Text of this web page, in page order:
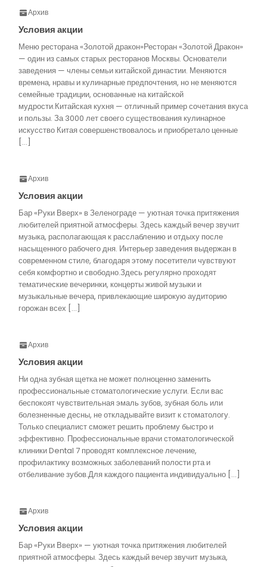
Архив
Условия акции
Меню ресторана «Золотой дракон»Ресторан «Золотой Дракон»
— один из самых старых ресторанов Москвы. Основатели
заведения — члены семьи китайской династии. Меняются
времена, нравы и кулинарные предпочтения, но не меняются
семейные традиции, основанные на китайской
мудрости.Китайская кухня — отличный пример сочетания вкуса
и пользы. За 3000 лет своего существования кулинарное
искусство Китая совершенствовалось и приобретало ценные
[…]
Архив
Условия акции
Бар «Руки Вверх» в Зеленограде — уютная точка притяжения
любителей приятной атмосферы. Здесь каждый вечер звучит
музыка, располагающая к расслаблению и отдыху после
насыщенного рабочего дня. Интерьер заведения выдержан в
современном стиле, благодаря этому посетители чувствуют
себя комфортно и свободно.Здесь регулярно проходят
тематические вечеринки, концерты живой музыки и
музыкальные вечера, привлекающие широкую аудиторию
горожан всех […]
Архив
Условия акции
Ни одна зубная щетка не может полноценно заменить
профессиональные стоматологические услуги. Если вас
беспокоят чувствительная эмаль зубов, зубная боль или
болезненные десны, не откладывайте визит к стоматологу.
Только специалист сможет решить проблему быстро и
эффективно. Профессиональные врачи стоматологической
клиники Dental 7 проводят комплексное лечение,
профилактику возможных заболеваний полости рта и
отбеливание зубов.Для каждого пациента индивидуально […]
Архив
Условия акции
Бар «Руки Вверх» — уютная точка притяжения любителей
приятной атмосферы. Здесь каждый вечер звучит музыка,